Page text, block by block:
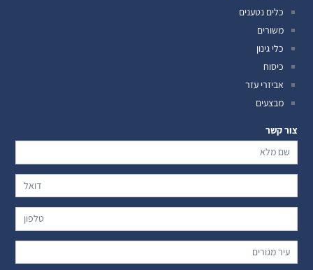
כלים נטענים
משורים
כלי גינון
כיסוח
אביזרי עזר
מבצעים
צור קשר